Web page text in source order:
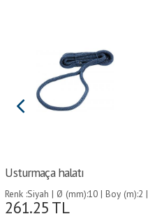
Usturmaça halatı
Renk :Siyah | Ø (mm):10 | Boy (m):2 |
261.25 TL